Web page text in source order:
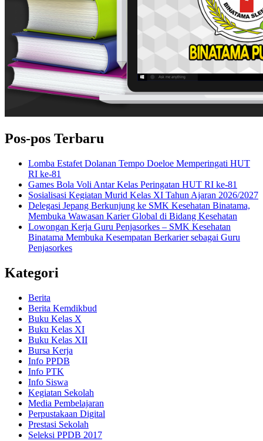
Pos-pos Terbaru
Lomba Estafet Dolanan Tempo Doeloe Memperingati HUT
RI ke-81
Games Bola Voli Antar Kelas Peringatan HUT RI ke-81
Sosialisasi Kegiatan Murid Kelas XI Tahun Ajaran 2026/2027
Delegasi Jepang Berkunjung ke SMK Kesehatan Binatama,
Membuka Wawasan Karier Global di Bidang Kesehatan
Lowongan Kerja Guru Penjasorkes – SMK Kesehatan
Binatama Membuka Kesempatan Berkarier sebagai Guru
Penjasorkes
Kategori
Berita
Berita Kemdikbud
Buku Kelas X
Buku Kelas XI
Buku Kelas XII
Bursa Kerja
Info PPDB
Info PTK
Info Siswa
Kegiatan Sekolah
Media Pembelajaran
Perpustakaan Digital
Prestasi Sekolah
Seleksi PPDB 2017